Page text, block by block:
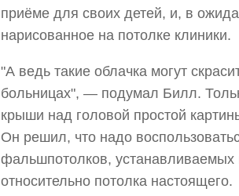
приёме для своих детей, и, в
нарисованное на потолке клиники.
"А ведь такие облачка могут
больницах", — подумал Билл.
крыши над головой простой
Он решил, что надо
фальшпотолков,
относительно потолка настоящего.